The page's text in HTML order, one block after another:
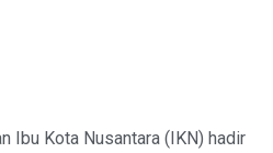
Ibu Kota Nusantara (IKN) hadir